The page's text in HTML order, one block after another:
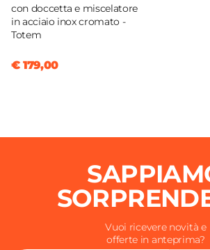
con doccetta e miscelatore
in acciaio inox cromato -
Totem
€ 179,00
Vuoi ricevere novità e
offerte in anteprima?